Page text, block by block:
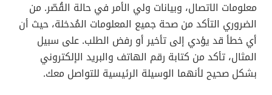
معلومات الاتصال، وبيانات ولي الأمر في حالة القُصّر. من
الضروري التأكد من صحة جميع المعلومات المُدخلة، حيث أن
أي خطأ قد يؤدي إلى تأخير أو رفض الطلب. على سبيل
المثال، تأكد من كتابة رقم الهاتف والبريد الإلكتروني
بشكل صحيح لأنهما الوسيلة الرئيسية للتواصل معك.